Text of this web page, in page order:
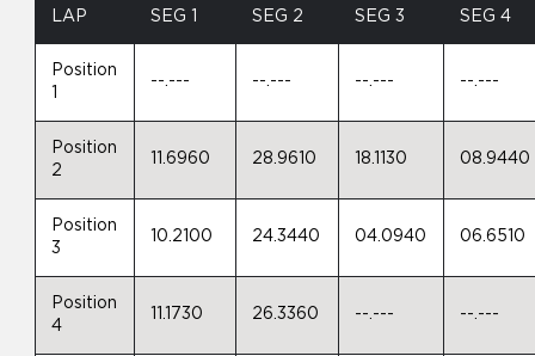
LAP SEG 1 SEG 2 SEG 3 SEG 4
Position
1
--.--- --.--- --.--- --.---
Position
2
11.6960 28.9610 18.1130 08.9440
Position
3
10.2100 24.3440 04.0940 06.6510
Position
4
11.1730 26.3360 --.--- --.---